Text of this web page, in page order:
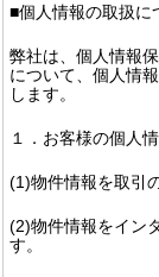
■個人情報の取扱
弊社は、個人情報
について、個人情
します。
１．お客様の個人
(1)物件情報を取引
(2)物件情報をイン
す。